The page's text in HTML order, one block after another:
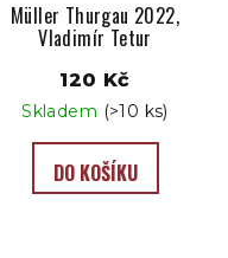
Müller Thurgau 2022,
Vladimír Tetur
120 Kč
Skladem (>10 ks)
DO KOŠÍKU